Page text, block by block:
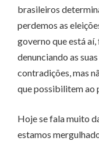
brasileiros
perdemos as
governo que está aí,
denunciando as
contradições, mas
que possibilitem ao
Hoje se fala muito
estamos